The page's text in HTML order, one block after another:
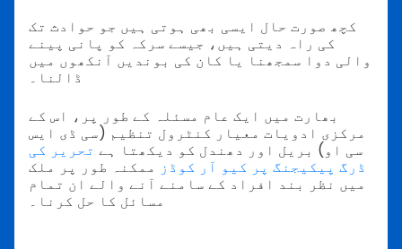
کچھ صورت حال ایسی بھی ہوتی ہیں جو حوادث تک
کی راہ دیتی ہیں، جیسے سرکہ کو پانی پینے
والی دوا سمجھنا یا کان کی بوندیں آنکھوں میں
ڈالنا۔
بھارت میں ایک عام مسئلہ کے طور پر، اس کے
مرکزی ادویات معیار کنٹرول تنظیم (سی ڈی ایس
سی او) بریل اور دھندل کو دیکھتا ہے تحریر کی
ڈرگ پیکیجنگ پر کیو آر کوڈز ممکنہ طور پر ملک
میں نظر بند افراد کے سامنے آنے والے ان تمام
مسائل کا حل کرنا۔